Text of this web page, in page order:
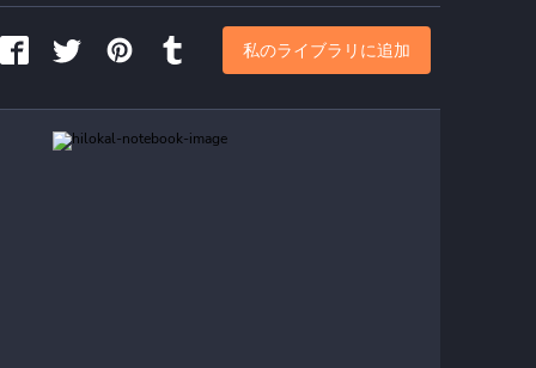
私のライブラリに追加